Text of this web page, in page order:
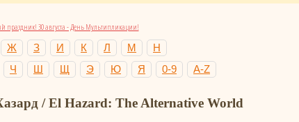
праздник! 30 августа - День Мультипликации!
Ж З И К Л М
Н
Ч Ш Щ Э Ю Я 0-9 A-Z
/ El Hazard: The Alternative World